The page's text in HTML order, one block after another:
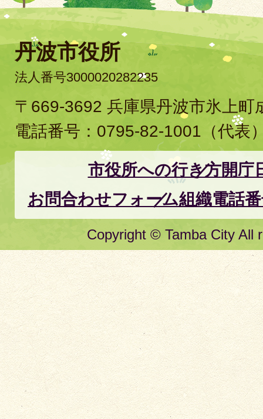
丹波市役所
法人番号3000020282235
〒669-3692 兵庫県丹波市氷上町
電話番号： 0795-82-1001 （代表
市役所への行き方開庁
お問合わせフォーム組織電話
Copyright © Tamba City All